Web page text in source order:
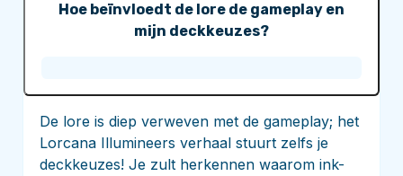
Hoe beïnvloedt de lore de gameplay en
mijn deckkeuzes?
De lore is diep verweven met de gameplay; het
Lorcana Illumineers verhaal stuurt zelfs je
deckkeuzes! Je zult herkennen waarom ink-